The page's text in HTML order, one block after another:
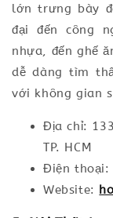
lớn trưng bày
đại đến công
nhựa, đến ghế
dễ dàng tìm
với không gian
Địa chỉ:
TP. HCM
Điện thoại:
Website: